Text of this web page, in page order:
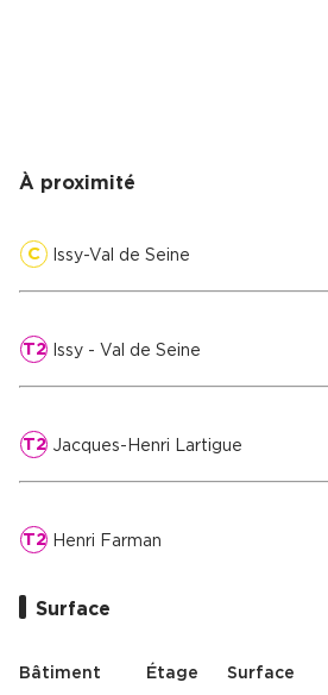
À proximité
C Issy-Val de Seine
T2Issy - Val de Seine
T2Jacques-Henri Lartigue
T2Henri Farman
Surface
Bâtiment Étage Surface